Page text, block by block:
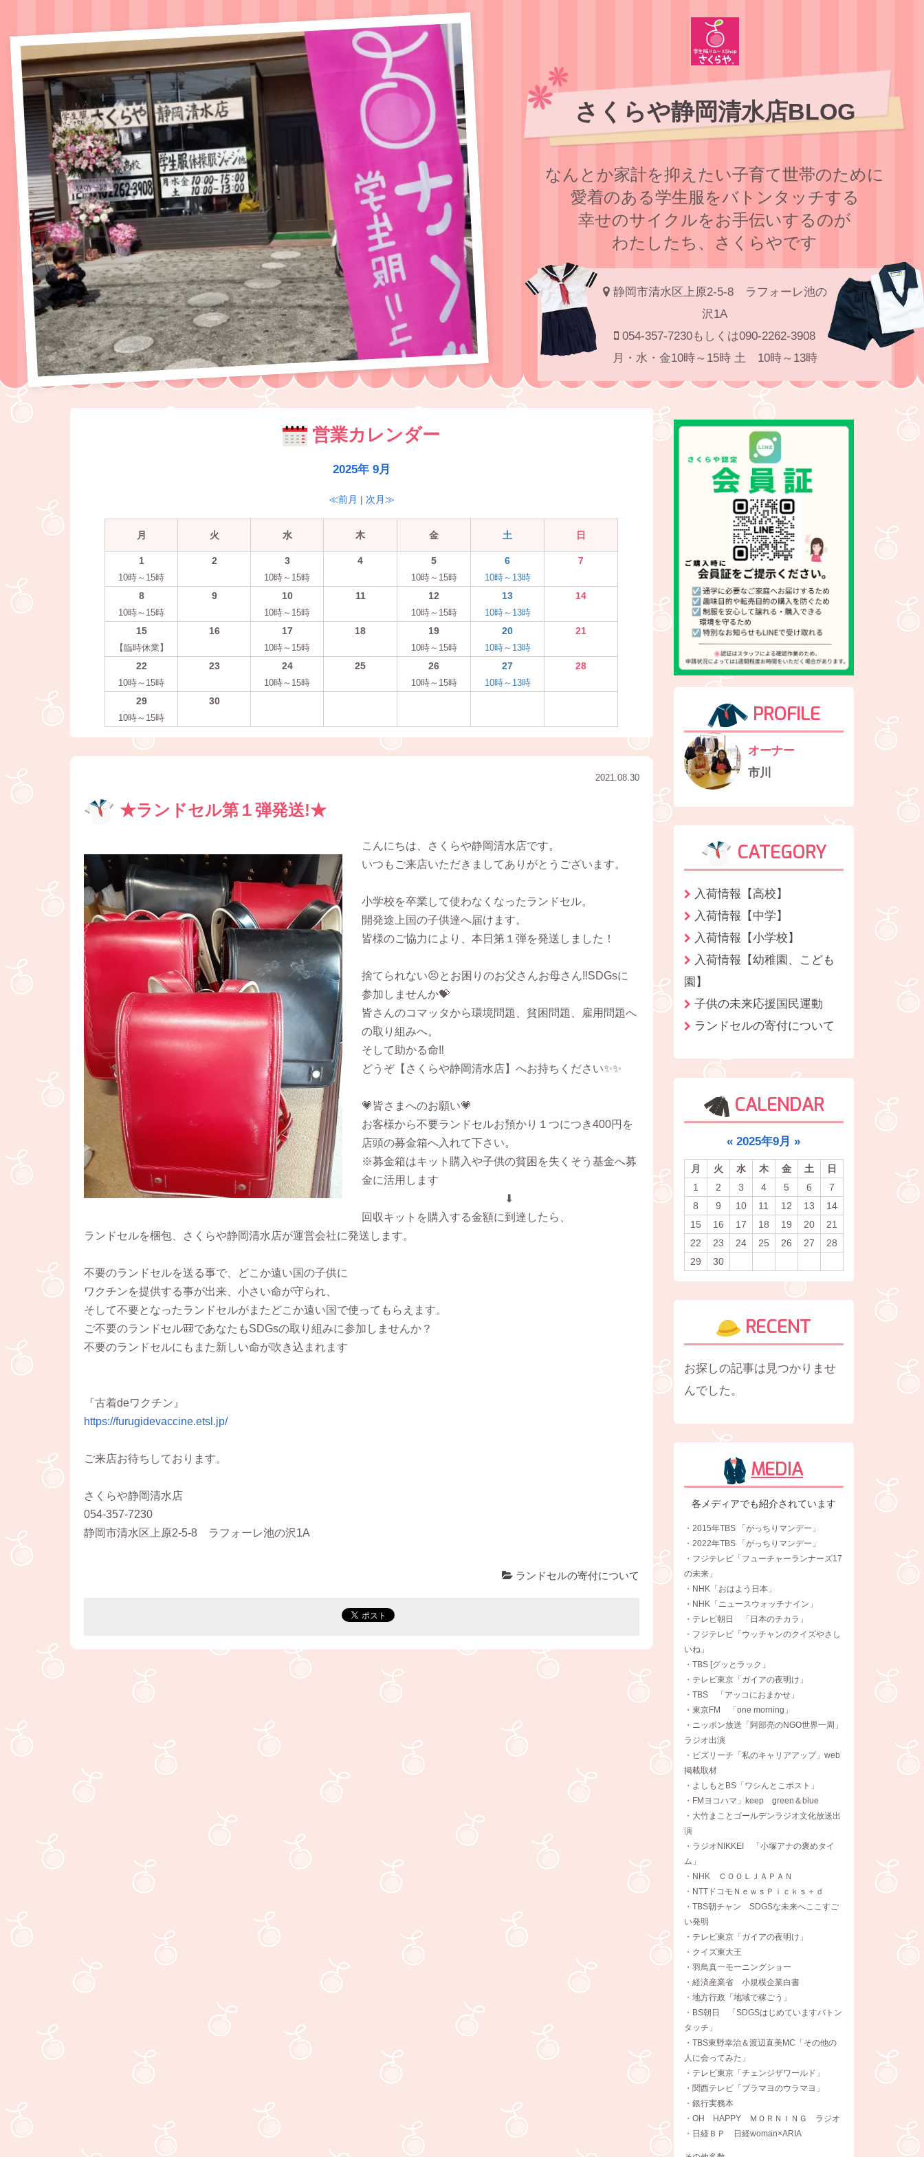
さくらや静岡清水店BLOG
なんとか家計を抑えたい子育て世帯のために
愛着のある学⽣服をバトンタッチする
幸せのサイクルをお⼿伝いするのが
わたしたち、さくらやです
静岡市清水区上原2-5-8 ラフォーレ池の
沢1A
054-357-7230もしくは090-2262-3908
月・水・金10時～15時 土 10時～13時
営業カレンダー
2025年 9月
≪前月 | 次月≫
月 火 水 木 金 土 日
1
10時～15時
2 3
10時～15時
4 5
10時～15時
6
10時～13時
7
8
10時～15時
9 10
10時～15時
11 12
10時～15時
13
10時～13時
14
15
【臨時休業】
16 17
10時～15時
18 19
10時～15時
20
10時～13時
21
22
10時～15時
23 24
10時～15時
25 26
10時～15時
27
10時～13時
28
29
10時～15時
30
2021.08.30
★ランドセル第１弾発送!★
こんにちは、さくらや静岡清水店です。
いつもご来店いただきましてありがとうございます。
小学校を卒業して使わなくなったランドセル。
開発途上国の子供達へ届けます。
皆様のご協力により、本日第１弾を発送しました！
捨てられない😣とお困りのお父さんお母さん‼︎SDGsに
参加しませんか💝
皆さんのコマッタから環境問題、貧困問題、雇用問題へ
の取り組みへ。
そして助かる命‼︎
どうぞ【さくらや静岡清水店】へお持ちください✨✨
💗皆さまへのお願い💗
お客様から不要ランドセルお預かり１つにつき400円を
店頭の募金箱へ入れて下さい。
※募金箱はキット購入や子供の貧困を失くそう基金へ募
金に活用します
⬇
回収キットを購入する金額に到達したら、
ランドセルを梱包、さくらや静岡清水店が運営会社に発送します。
不要のランドセルを送る事で、どこか遠い国の子供に
ワクチンを提供する事が出来、小さい命が守られ、
そして不要となったランドセルがまたどこか遠い国で使ってもらえます。
ご不要のランドセル🎒であなたもSDGsの取り組みに参加しませんか？
不要のランドセルにもまた新しい命が吹き込まれます
『古着deワクチン』
https://furugidevaccine.etsl.jp/
ご来店お待ちしております。
さくらや静岡清水店
054-357-7230
静岡市清水区上原2-5-8 ラフォーレ池の沢1A
ランドセルの寄付について
PROFILE
オーナー
市川
CATEGORY
入荷情報【高校】
入荷情報【中学】
入荷情報【小学校】
入荷情報【幼稚園、こども
園】
子供の未来応援国民運動
ランドセルの寄付について
CALENDAR
« 2025年9月 »
月 火 水 木 金 土
日
1
2 3 4 5 6
7
8
9 10 11 12 13
14
15
16 17 18 19 20
21
22
23 24 25 26 27
28
29
30
RECENT
お探しの記事は見つかりませ
んでした。
MEDIA
各メディアでも紹介されています
・2015年TBS 「がっちりマンデー」
・2022年TBS 「がっちりマンデー」
・フジテレビ「フューチャーランナーズ17
の未来」
・NHK「おはよう日本」
・NHK「ニュースウォッチナイン」
・テレビ朝日 「日本のチカラ」
・フジテレビ「ウッチャンのクイズやさし
いね」
・TBS [グッとラック」
・テレビ東京「ガイアの夜明け」
・TBS 「アッコにおまかせ」
・東京FM 「one morning」
・ニッポン放送「阿部亮のNGO世界一周」
ラジオ出演
・ビズリーチ「私のキャリアアップ」web
掲載取材
・よしもとBS「ワシんとこポスト」
・FMヨコハマ」keep green＆blue
・大竹まことゴールデンラジオ文化放送出
演
・ラジオNIKKEI 「小塚アナの褒めタイ
ム」
・NHK ＣＯＯＬＪＡＰＡＮ
・NTTドコモＮｅｗｓＰｉｃｋｓ＋ｄ
・TBS朝チャン SDGSな未来へここすご
い発明
・テレビ東京「ガイアの夜明け」
・クイズ東大王
・羽鳥真一モーニングショー
・経済産業省 小規模企業白書
・地方行政「地域で稼ごう」
・BS朝日 「SDGSはじめていますバトン
タッチ」
・TBS東野幸治＆渡辺直美MC「その他の
人に会ってみた」
・テレビ東京「チェンジザワールド」
・関西テレビ「ブラマヨのウラマヨ」
・銀行実務本
・OH HAPPY ＭＯＲＮＩＮＧ ラジオ
・日経ＢＰ 日経woman×ARIA